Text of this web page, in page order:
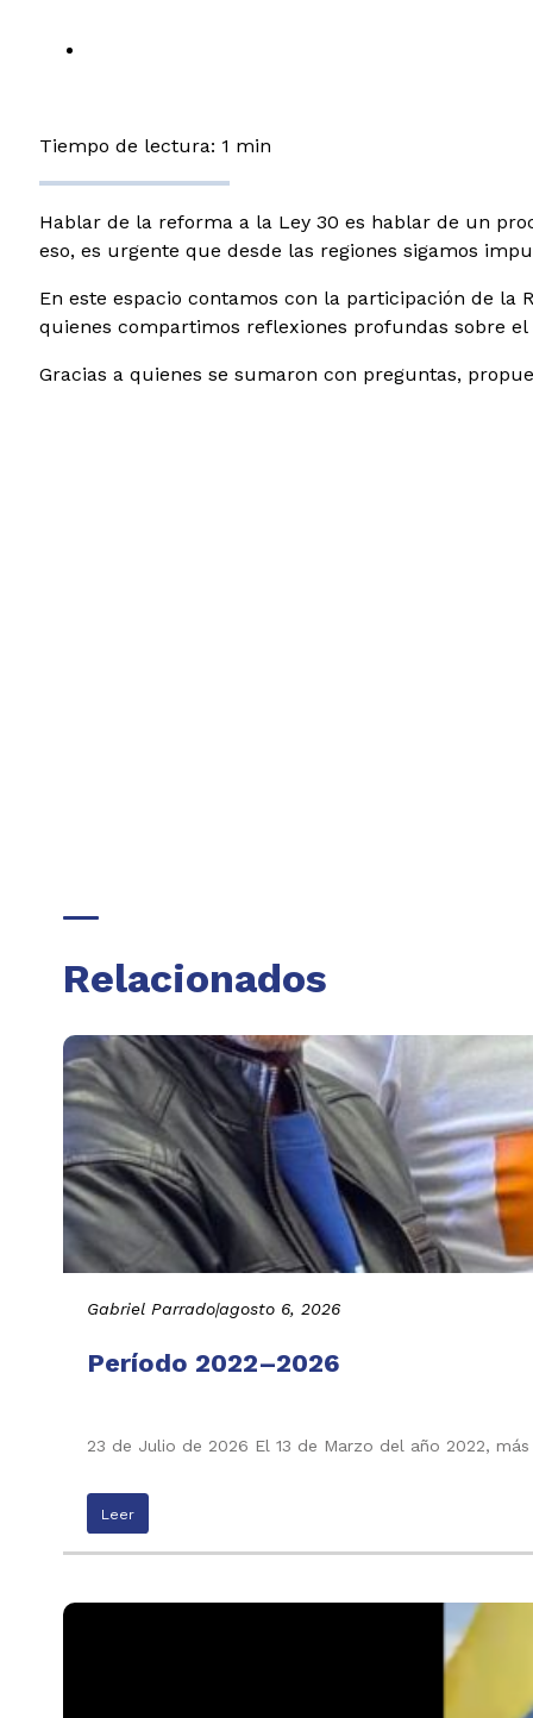
Tiempo de lectura: 1 min
Hablar de la reforma a la Ley 30 es hablar de un
eso, es urgente que desde las regiones sigamos
En este espacio contamos con la participación de la
quienes compartimos reflexiones profundas sobre
Gracias a quienes se sumaron con preguntas,
Relacionados
Gabriel Parrado|agosto 6, 2026
Período 2022–2026
23 de Julio de 2026 El 13 de Marzo del año 2022,
Leer